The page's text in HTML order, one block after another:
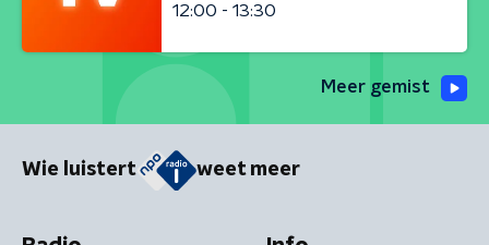
12:00 - 13:30
Meer gemist
Wie luistert weet meer